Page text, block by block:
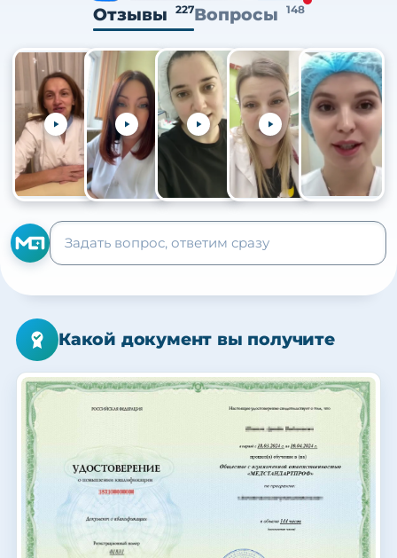
Отзывы 227Вопросы 148
+105
Какой документ вы получите